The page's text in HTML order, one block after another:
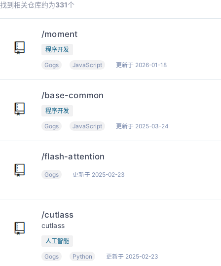
找到相关仓库约为331个
/moment
程序开发
Gogs JavaScript 更新于 2026-01-18
/base-common
程序开发
Gogs JavaScript 更新于 2025-03-24
/flash-attention
Gogs 更新于 2025-02-23
/cutlass
cutlass
人工智能
Gogs Python 更新于 2025-02-23